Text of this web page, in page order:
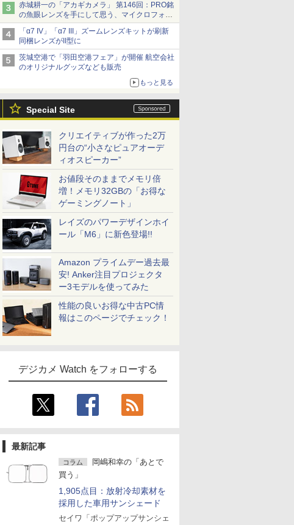
赤城耕一の「アカギカメラ」 第146回：PRO銘
の魚眼レンズを手にして思う、マイクロフォー
サーズへの期待と可能性
「α7 IV」「α7 III」ズームレンズキットが刷新
同梱レンズがII型に
茨城空港で「羽田空港フェア」が開催 航空会社
のオリジナルグッズなども販売
もっと見る
Special Site
クリエイティブが作った2万
円台の“小さなピュアオーデ
ィオスピーカー”
お値段そのままでメモリ倍
増！メモリ32GBの「お得な
ゲーミングノート」
レイズのパワーデザインホイ
ール「M6」に新色登場!!
Amazon プライムデー過去最
安! Anker注目プロジェクタ
ー3モデルを使ってみた
性能の良いお得な中古PC情
報はこのページでチェック！
デジカメ Watch をフォローする
最新記事
コラム
岡嶋和幸の「あとで
買う」
1,905点目：放射冷却素材を
採用した車用サンシェード
セイワ「ポップアップサンシェ